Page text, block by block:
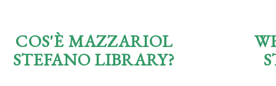
COS'È MAZZARIOL
STEFANO LIBRARY?